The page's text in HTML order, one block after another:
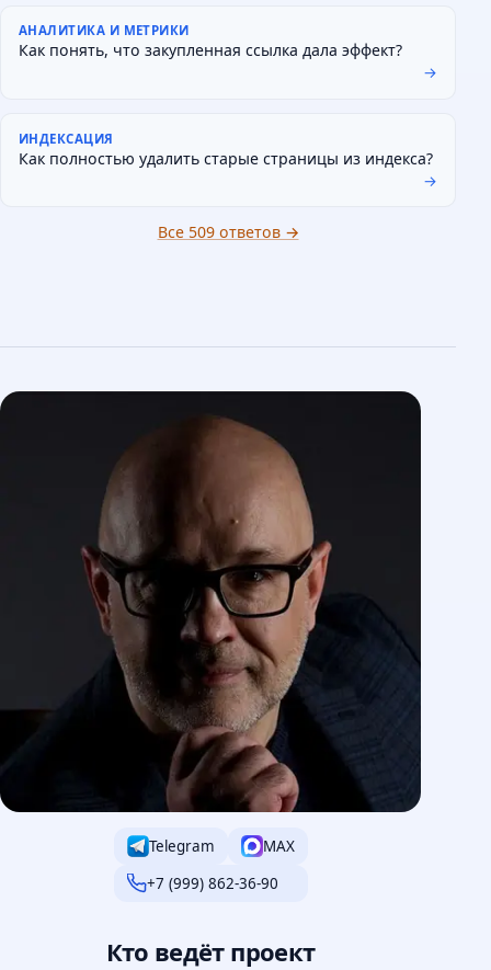
АНАЛИТИКА И МЕТРИКИ
Как понять, что закупленная ссылка дала эффект?
→
ИНДЕКСАЦИЯ
Как полностью удалить старые страницы из индекса?
→
Все 509 ответов →
Telegram
MAX
+7 (999) 862-36-90
Кто ведёт проект